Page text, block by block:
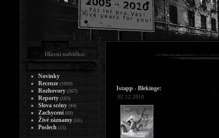
Istapp - Blekinge:
02.12.2010
Hlavní nabídka:
Novinky
Recenze (1699)
Rozhovory (367)
Reporty (183)
Slova scény (44)
Zachycení (69)
Živé záznamy (51)
Poslech (15)